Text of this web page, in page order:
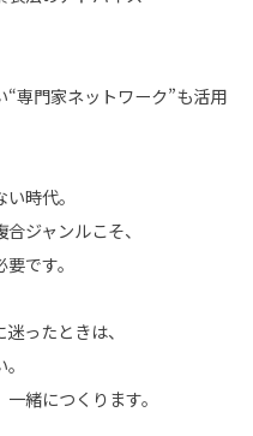
専門家ネットワーク”も活用
時代。
ジャンルこそ、
要です。
ったときは、
緒につくります。